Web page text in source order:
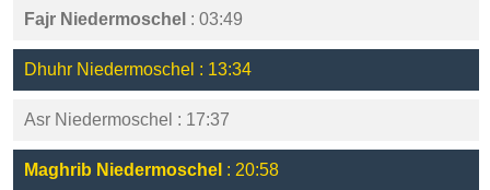
Fajr Niedermoschel : 03:49
Dhuhr Niedermoschel : 13:34
Asr Niedermoschel : 17:37
Maghrib Niedermoschel : 20:58